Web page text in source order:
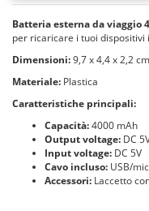
Batteria esterna da viaggio
per ricaricare i tuoi dispositivi
Dimensioni:9,7 x 4,4 x 2,2 cm
Materiale: Plastica
Caratteristiche principali:
Capacità:4000 mAh
Output voltage: DC
Input voltage: DC 5V
Cavo incluso: USB/
Accessori: Laccetto